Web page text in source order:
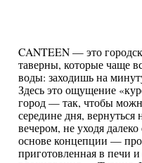
CANTEEN — это
таверны, которые чаще
воды: заходишь на
Здесь это ощущение
город — так, чтобы
середине дня, вернуться
вечером, не уходя
основе концепции —
приготовленная в печи